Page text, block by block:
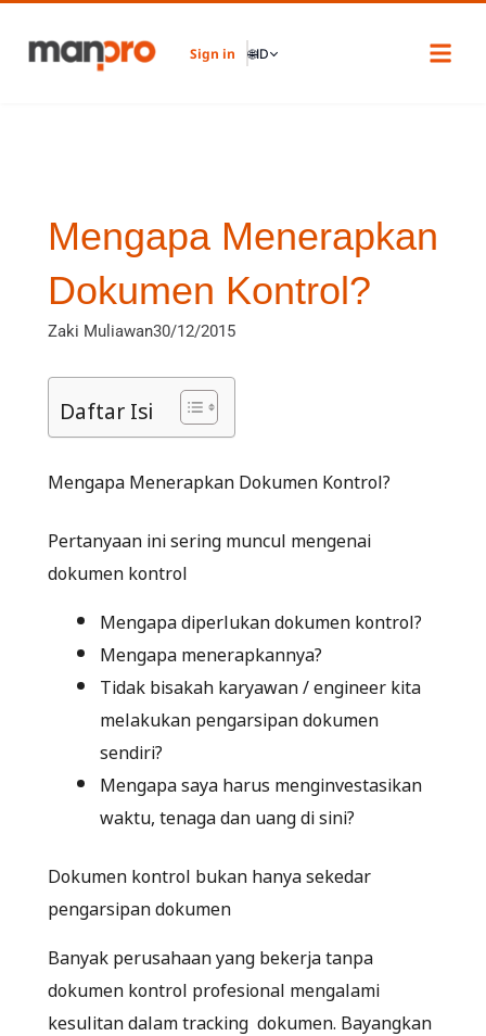
content
Sign in 🌐ID
Mengapa Menerapkan
Dokumen Kontrol?
Zaki Muliawan30/12/2015
Daftar Isi
Mengapa Menerapkan Dokumen Kontrol?
Pertanyaan ini sering muncul mengenai
dokumen kontrol
Mengapa diperlukan dokumen kontrol?
Mengapa menerapkannya?
Tidak bisakah karyawan / engineer kita
melakukan pengarsipan dokumen
sendiri?
Mengapa saya harus menginvestasikan
waktu, tenaga dan uang di sini?
Dokumen kontrol bukan hanya sekedar
pengarsipan dokumen
Banyak perusahaan yang bekerja tanpa
dokumen kontrol profesional mengalami
kesulitan dalam tracking dokumen. Bayangkan